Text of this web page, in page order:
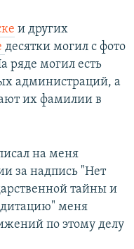
и других
десятки могил с фото
ряде могил есть
администраций, а
их фамилии в
на меня
за надпись "Нет
тайны и
меня
по этому делу